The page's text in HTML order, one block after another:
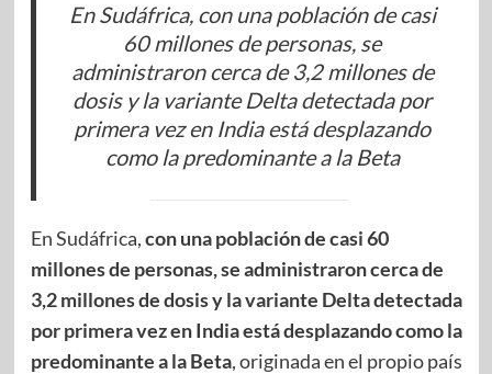
En Sudáfrica, con una población de casi
60 millones de personas, se
administraron cerca de 3,2 millones de
dosis y la variante Delta detectada por
primera vez en India está desplazando
como la predominante a la Beta
En Sudáfrica,con una población de casi 60
millones de personas, se administraron cerca de
3,2 millones de dosis y la variante Delta detectada
por primera vez en India está desplazando como la
predominante a la Beta, originada en el propio país